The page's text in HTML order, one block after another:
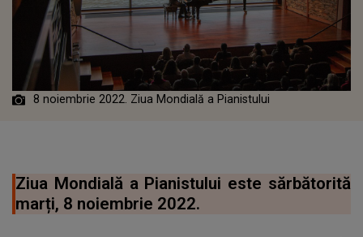
8 noiembrie 2022. Ziua Mondială a Pianistului
Ziua Mondială a Pianistului este sărbătorită
marți, 8 noiembrie 2022.